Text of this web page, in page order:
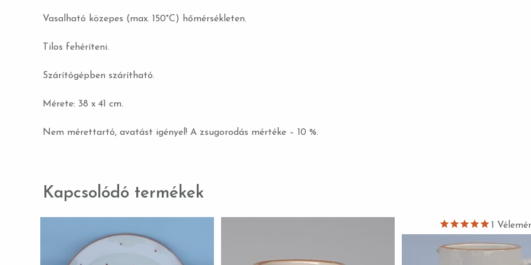
Vasalható közepes (max. 150°C) hőmérsékleten.
Tilos fehéríteni.
Szárítógépben szárítható.
Mérete: 38 x 41 cm.
Nem mérettartó, avatást igényel! A zsugorodás mértéke – 10 %.
Kapcsolódó termékek